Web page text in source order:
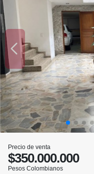
Precio de venta
$350.000.000
Pesos Colombianos